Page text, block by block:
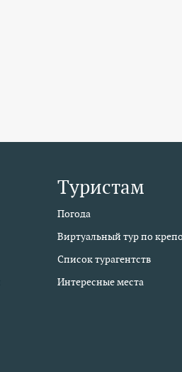
Туристам
Погода
Виртуальный тур по
Список турагентств
Интересные места